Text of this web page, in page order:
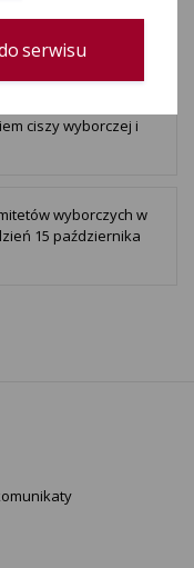
ciszy wyborczej i
wyborczych w
15 października
serwisu